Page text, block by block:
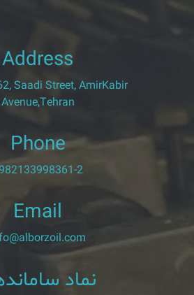
Address
Saadi Street, AmirKabir
Avenue,Tehran
Phone
2
Email
نماد